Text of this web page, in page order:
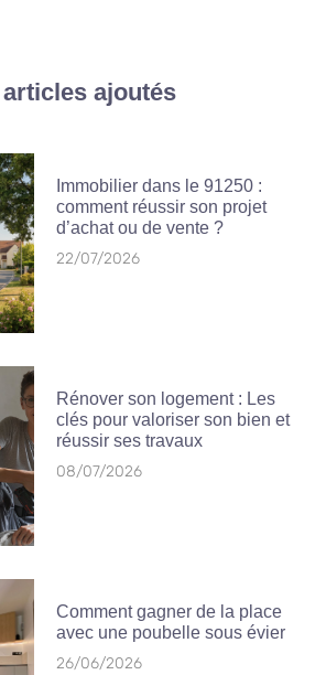
ajoutés
Immobilier dans le 91250 :
comment réussir son projet
d’achat ou de vente ?
22/07/2026
Rénover son logement : Les
clés pour valoriser son bien et
réussir ses travaux
08/07/2026
Comment gagner de la place
avec une poubelle sous évier
26/06/2026